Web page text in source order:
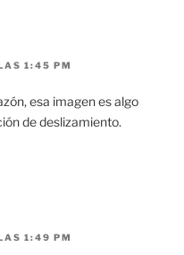
1:45 PM
esa imagen es algo
de deslizamiento.
1:49 PM